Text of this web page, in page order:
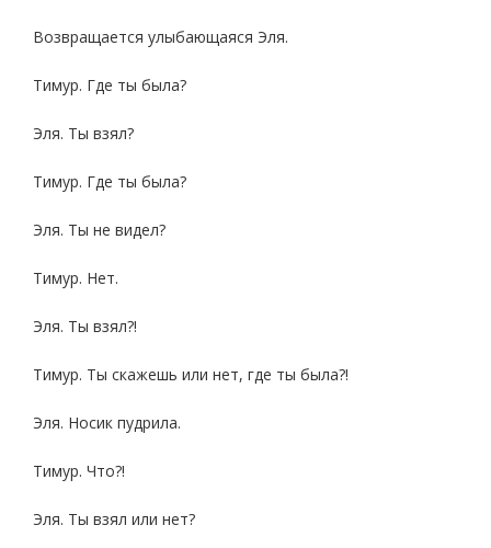
Возвращается улыбающаяся Эля.
Тимур. Где ты была?
Эля. Ты взял?
Тимур. Где ты была?
Эля. Ты не видел?
Тимур. Нет.
Эля. Ты взял?!
Тимур. Ты скажешь или нет, где ты была?!
Эля. Носик пудрила.
Тимур. Что?!
Эля. Ты взял или нет?